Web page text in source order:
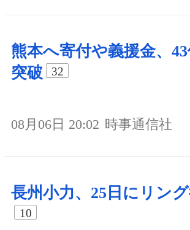
熊本へ寄付や義援金、43
突破
32
08月06日 20:02 時事通信社
長州小力、25日にリン
10